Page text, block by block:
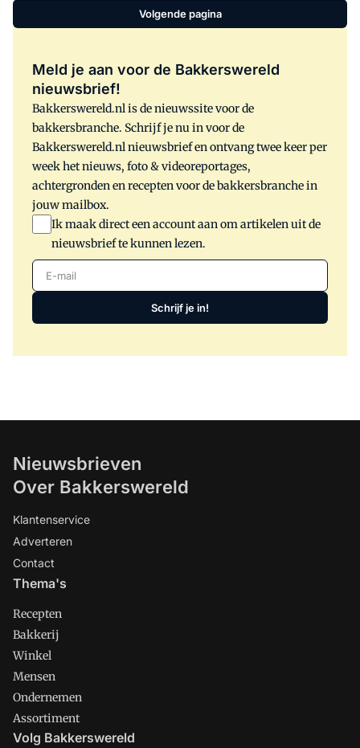
Volgende pagina
Meld je aan voor de Bakkerswereld
nieuwsbrief!
Bakkerswereld.nl is de nieuwssite voor de
bakkersbranche. Schrijf je nu in voor de
Bakkerswereld.nl nieuwsbrief en ontvang twee keer per
week het nieuws, foto & videoreportages,
achtergronden en recepten voor de bakkersbranche in
jouw mailbox.
Ik maak direct een account aan om artikelen uit de
nieuwsbrief te kunnen lezen.
E-mail
Schrijf je in!
Nieuwsbrieven
Over Bakkerswereld
Klantenservice
Adverteren
Contact
Thema's
Recepten
Bakkerij
Winkel
Mensen
Ondernemen
Assortiment
Volg Bakkerswereld